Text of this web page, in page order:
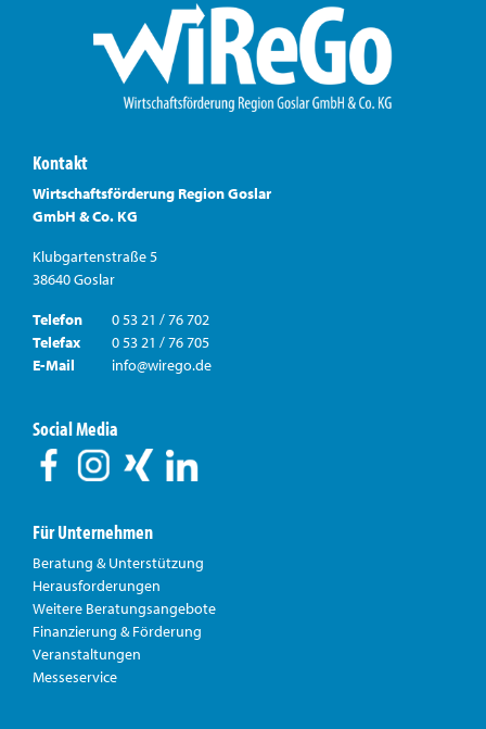
Kontakt
Wirtschaftsförderung Region Goslar
GmbH & Co. KG
Klubgartenstraße 5
38640 Goslar
Telefon
0 53 21 / 76 702
Telefax
0 53 21 / 76 705
E-Mail
info@wirego.de
Social Media
Für Unternehmen
Beratung & Unterstützung
Herausforderungen
Weitere Beratungsangebote
Finanzierung & Förderung
Veranstaltungen
Messeservice